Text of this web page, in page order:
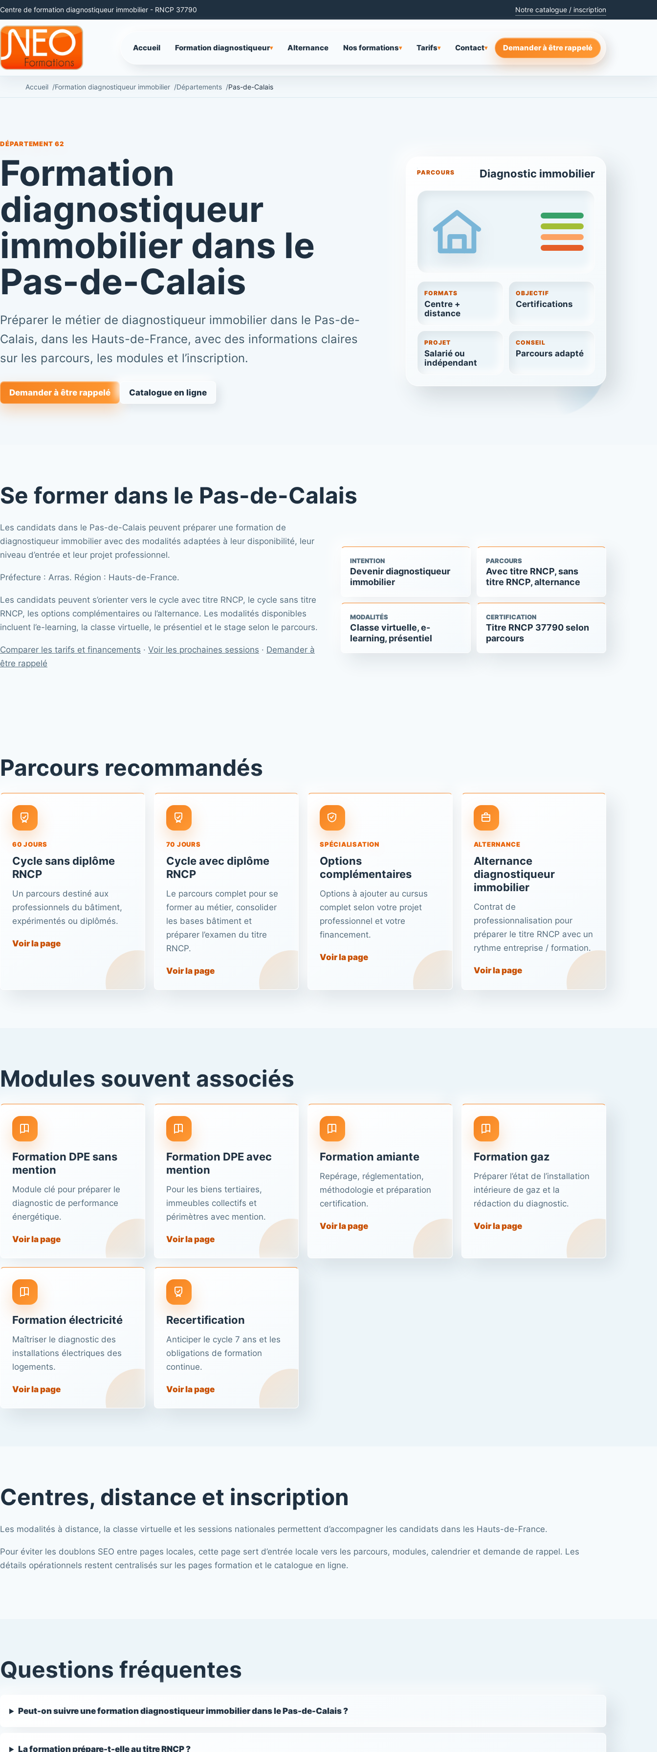
Centre de formation diagnostiqueur immobilier - RNCP 37790 Notre catalogue / inscription
Accueil Formation diagnostiqueur▾ Alternance Nos formations▾ Tarifs▾ Contact▾ Demander à être rappelé
Accueil Formation diagnostiqueur immobilier Départements Pas-de-Calais
DÉPARTEMENT 62
Formation
diagnostiqueur
immobilier dans le
Pas-de-Calais
Préparer le métier de diagnostiqueur immobilier dans le Pas-de-
Calais, dans les Hauts-de-France, avec des informations claires
sur les parcours, les modules et l’inscription.
Demander à être rappelé Catalogue en ligne
PARCOURS Diagnostic immobilier
FORMATS
Centre +
distance
OBJECTIF
Certifications
PROJET
Salarié ou
indépendant
CONSEIL
Parcours adapté
Se former dans le Pas-de-Calais
Les candidats dans le Pas-de-Calais peuvent préparer une formation de
diagnostiqueur immobilier avec des modalités adaptées à leur disponibilité, leur
niveau d’entrée et leur projet professionnel.
Préfecture : Arras. Région : Hauts-de-France.
Les candidats peuvent s’orienter vers le cycle avec titre RNCP, le cycle sans titre
RNCP, les options complémentaires ou l’alternance. Les modalités disponibles
incluent l’e-learning, la classe virtuelle, le présentiel et le stage selon le parcours.
Comparer les tarifs et financements · Voir les prochaines sessions · Demander à
être rappelé
INTENTION
Devenir diagnostiqueur
immobilier
PARCOURS
Avec titre RNCP, sans
titre RNCP, alternance
MODALITÉS
Classe virtuelle, e-
learning, présentiel
CERTIFICATION
Titre RNCP 37790 selon
parcours
Parcours recommandés
60 JOURS
Cycle sans diplôme
RNCP
Un parcours destiné aux
professionnels du bâtiment,
expérimentés ou diplômés.
Voir la page
70 JOURS
Cycle avec diplôme
RNCP
Le parcours complet pour se
former au métier, consolider
les bases bâtiment et
préparer l’examen du titre
RNCP.
Voir la page
SPÉCIALISATION
Options
complémentaires
Options à ajouter au cursus
complet selon votre projet
professionnel et votre
financement.
Voir la page
ALTERNANCE
Alternance
diagnostiqueur
immobilier
Contrat de
professionnalisation pour
préparer le titre RNCP avec un
rythme entreprise / formation.
Voir la page
Modules souvent associés
Formation DPE sans
mention
Module clé pour préparer le
diagnostic de performance
énergétique.
Voir la page
Formation DPE avec
mention
Pour les biens tertiaires,
immeubles collectifs et
périmètres avec mention.
Voir la page
Formation amiante
Repérage, réglementation,
méthodologie et préparation
certification.
Voir la page
Formation gaz
Préparer l’état de l’installation
intérieure de gaz et la
rédaction du diagnostic.
Voir la page
Formation électricité
Maîtriser le diagnostic des
installations électriques des
logements.
Voir la page
Recertification
Anticiper le cycle 7 ans et les
obligations de formation
continue.
Voir la page
Centres, distance et inscription
Les modalités à distance, la classe virtuelle et les sessions nationales permettent d’accompagner les candidats dans les Hauts-de-France.
Pour éviter les doublons SEO entre pages locales, cette page sert d’entrée locale vers les parcours, modules, calendrier et demande de rappel. Les
détails opérationnels restent centralisés sur les pages formation et le catalogue en ligne.
Questions fréquentes
Peut-on suivre une formation diagnostiqueur immobilier dans le Pas-de-Calais ?
La formation prépare-t-elle au titre RNCP ?